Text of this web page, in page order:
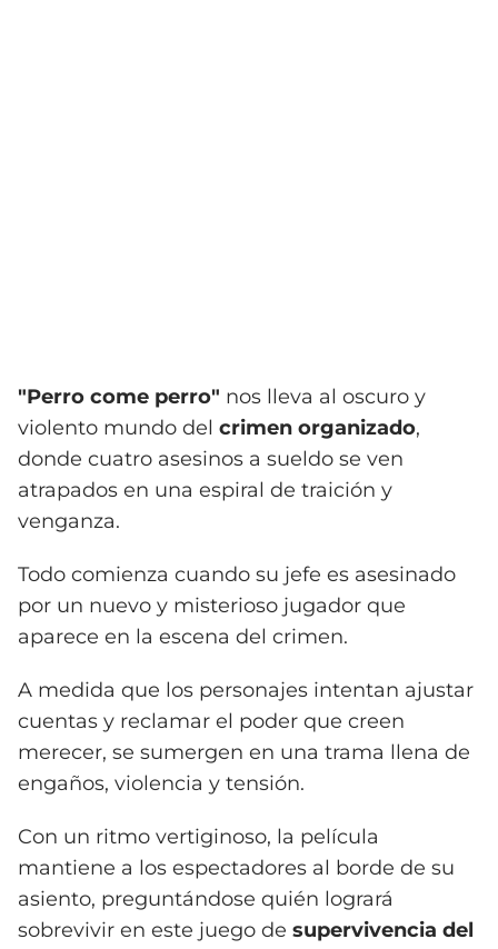
"Perro come perro" nos lleva al oscuro y
violento mundo del crimen organizado,
donde cuatro asesinos a sueldo se ven
atrapados en una espiral de traición y
venganza.
Todo comienza cuando su jefe es asesinado
por un nuevo y misterioso jugador que
aparece en la escena del crimen.
A medida que los personajes intentan ajustar
cuentas y reclamar el poder que creen
merecer, se sumergen en una trama llena de
engaños, violencia y tensión.
Con un ritmo vertiginoso, la película
mantiene a los espectadores al borde de su
asiento, preguntándose quién logrará
sobrevivir en este juego de supervivencia del